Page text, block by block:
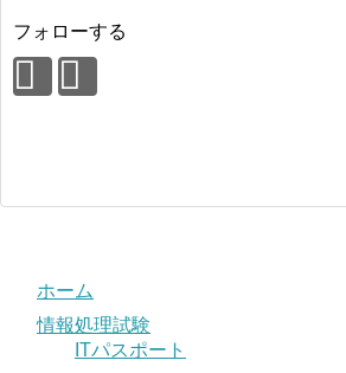
フォローする
ホーム
情報処理試験
ITパスポート